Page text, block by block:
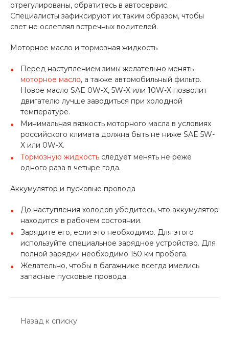
отрегулированы, обратитесь в автосервис.
Специалисты зафиксируют их таким образом, чтобы
свет не ослеплял встречных водителей.
Моторное масло и тормозная жидкость
Перед наступлением зимы желательно менять
моторное масло, а также автомобильный фильтр.
Новое масло SAE 0W-X, 5W-X или 10W-X позволит
двигателю лучше заводиться при холодной
температуре.
Минимальная вязкость моторного масла в условиях
российского климата должна быть не ниже SAE 5W-
X или 0W-X.
Тормозную жидкость следует менять не реже
одного раза в четыре года.
Аккумулятор и пусковые провода
До наступления холодов убедитесь, что аккумулятор
находится в рабочем состоянии.
Зарядите его, если это необходимо. Для этого
используйте специальное зарядное устройство. Для
полной зарядки необходимо 150 км пробега.
Желательно, чтобы в багажнике всегда имелись
запасные пусковые провода.
Назад к списку